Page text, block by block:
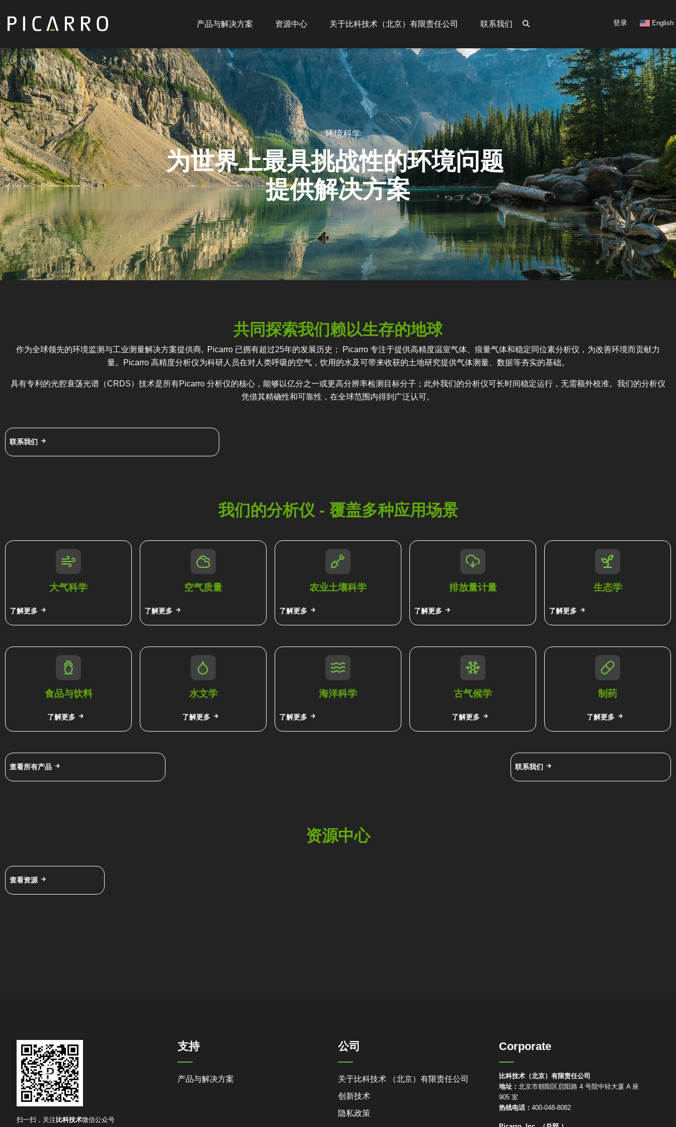
转
到
要
内
容
navigation
CN
产品与解决方案 资源中心 关于比科技术（北京）有限责任公司 联系我们
User
menu
登录 English
环境科学
为世界上最具挑战性的环境问题
提供解决方案
共同探索我们赖以生存的地球
作为全球领先的环境监测与工业测量解决方案提供商, Picarro 已拥有超过25年的发展历史； Picarro 专注于提供高精度温室气体、痕量气体和稳定同位素分析仪，为改善环境而贡献力
量。Picarro 高精度分析仪为科研人员在对人类呼吸的空气，饮用的水及可带来收获的土地研究提供气体测量、数据等夯实的基础。
具有专利的光腔衰荡光谱（CRDS）技术是所有Picarro 分析仪的核心，能够以亿分之一或更高分辨率检测目标分子；此外我们的分析仪可长时间稳定运行，无需额外校准。我们的分析仪
凭借其精确性和可靠性，在全球范围内得到广泛认可。
联系我们
我们的分析仪 - 覆盖多种应用场景
大气科学
了解更多
空气质量
了解更多
农业土壤科学
了解更多
排放量计量
了解更多
生态学
了解更多
食品与饮料
了解更多
水文学
了解更多
海洋科学
了解更多
古气候学
了解更多
制药
了解更多
查看所有产品 联系我们
资源中心
查看资源
扫一扫，关注 比科技术微信公众号
支持
产品与解决方案
公司
关于比科技术 （北京）有限责任公司
创新技术
隐私政策
Corporate
比科技术（北京）有限责任公司
地址： 北京市朝阳区启阳路 4 号院中轻大厦 A 座
905 室
热线电话： 400-048-8082